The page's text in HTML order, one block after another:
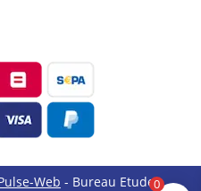
Web - Bureau Etudes
0